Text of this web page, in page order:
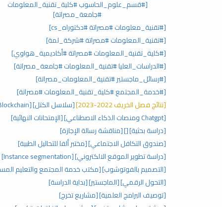
[#قسم_علوم_الحاسوب #كلية_تقنية_المعلومات
#جامعة_مصراتة]
[#تقنية_معلومات #مصراتة #دكتوراه_cs]
[#تقنية_المعلومات #مصراتة #شركة_لمة]
[#كلية_تقنية_المعلومات #مصراتة #أكاديمية_هواوي]
[#الدراسات_العليا #تقنية_المعلومات #جامعة_مصراتة]
[#رسائل_ماجستير #تقنية_المعلومات_مصراتة]
[#خدمة_المجتمع #كلية_تقنية_المعلومات #مصراتة]
[نتائج فصل الخريف 2022-2023]
[سلاسل الكتل][Blockchain]
[Chatgpt ومنصات الذكاء الاصطناعي]
[الإمتحانات النهائية]
[دراسة بحثية][][مناقشة رسالة الإجازة]
[صندوق التكافل الاجتماعي][مختبر ألفا للتحاليل الطبية]
[دراسة تطوير الموقع الالكتروني][Instance segmentation]
[التصميم بالفوتوشوب][مكتب خدمة المجتمع والتعليم
[التحول الرقمي][الماجستير][بداية الدراسة]
[توصيف البرامج العلمية][مشاريع تخرج]